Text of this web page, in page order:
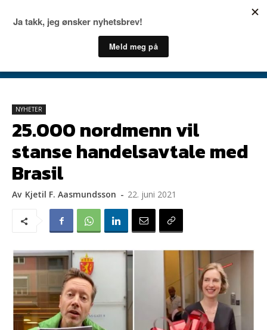
NYHETER
25.000 nordmenn vil
stanse handelsavtale med
Brasil
Av Kjetil F. Aasmundsson - 22. juni 2021